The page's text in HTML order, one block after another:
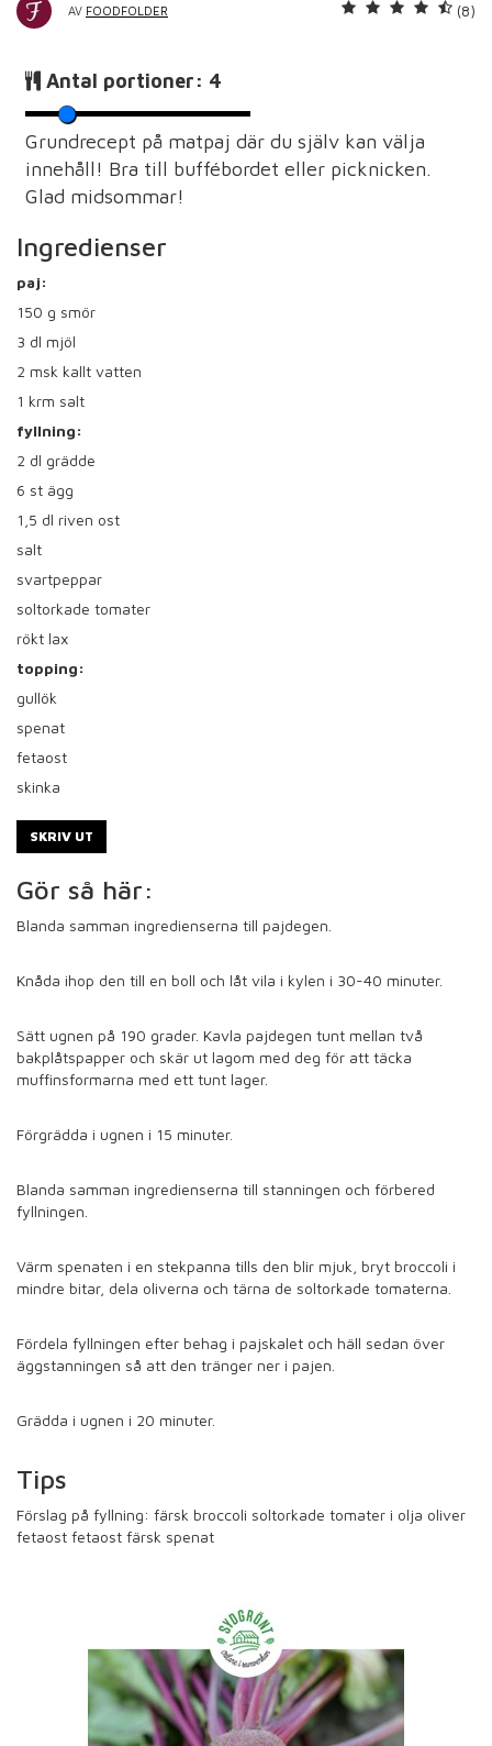
AV FOODFOLDER (8)
Antal portioner: 4
Grundrecept på matpaj där du själv kan välja
innehåll! Bra till buffébordet eller picknicken.
Glad midsommar!
Ingredienser
paj:
150 g smör
3 dl mjöl
2 msk kallt vatten
1 krm salt
fyllning:
2 dl grädde
6 st ägg
1,5 dl riven ost
salt
svartpeppar
soltorkade tomater
rökt lax
topping:
gullök
spenat
fetaost
skinka
SKRIV UT
Gör så här:
Blanda samman ingredienserna till pajdegen.
Knåda ihop den till en boll och låt vila i kylen i 30-40 minuter.
Sätt ugnen på 190 grader. Kavla pajdegen tunt mellan två
bakplåtspapper och skär ut lagom med deg för att täcka
muffinsformarna med ett tunt lager.
Förgrädda i ugnen i 15 minuter.
Blanda samman ingredienserna till stanningen och förbered
fyllningen.
Värm spenaten i en stekpanna tills den blir mjuk, bryt broccoli i
mindre bitar, dela oliverna och tärna de soltorkade tomaterna.
Fördela fyllningen efter behag i pajskalet och häll sedan över
äggstanningen så att den tränger ner i pajen.
Grädda i ugnen i 20 minuter.
Tips
Förslag på fyllning: färsk broccoli soltorkade tomater i olja oliver
fetaost fetaost färsk spenat